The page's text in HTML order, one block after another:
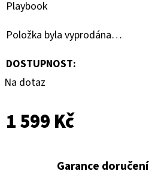
Playbook
Položka byla vyprodána…
DOSTUPNOST:
Na dotaz
1 599 Kč
Garance doručení